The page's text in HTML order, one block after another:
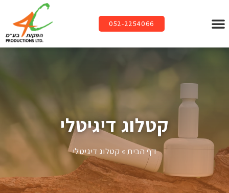
052-2254066
קטלוג דיגיטלי
דף הבית» קטלוג דיגיטלי